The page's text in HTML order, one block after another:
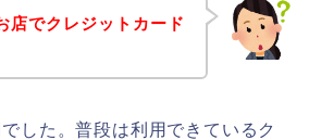
店でクレジットカード
した。普段は利用できているク